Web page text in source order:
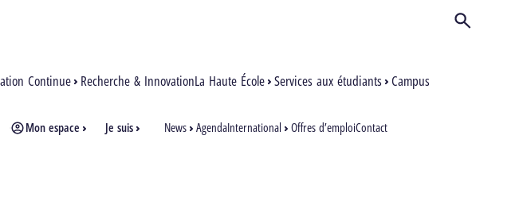
Continue Recherche & InnovationLa Haute École Services aux étudiants Campus
Mon espace Je suis News AgendaInternational Offres d’emploiContact
Ouvrir/